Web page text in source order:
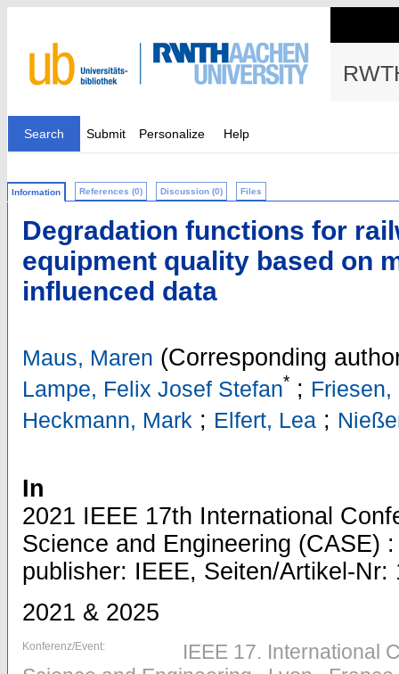
Search Submit Personalize Help
Information References (0) Discussion (0) Files
Degradation functions for
equipment quality based on
influenced data
Maus, Maren (Corresponding
Lampe, Felix Josef Stefan* ; Friesen,
Heckmann, Mark ; Elfert, Lea ;
In
2021 IEEE 17th International
Science and Engineering (CASE)
publisher: IEEE, Seiten/Artikel-Nr:
2021 & 2025
Konferenz/Event:
IEEE 17. International